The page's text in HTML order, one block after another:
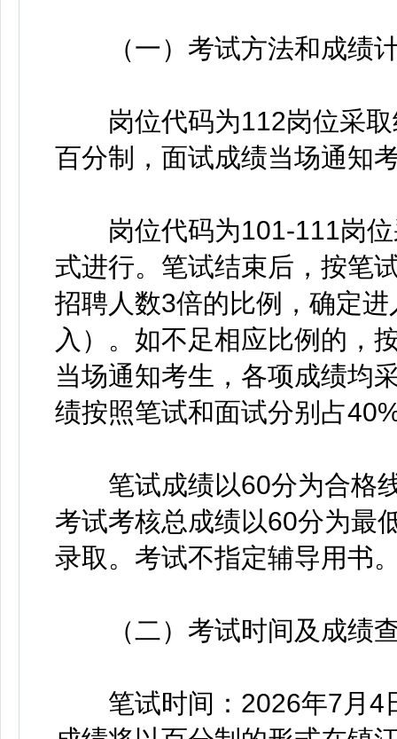
（一）考试方法和成绩
岗位代码为112岗位采取
百分制，面试成绩当场通知
岗位代码为101-111岗位
式进行。笔试结束后，按笔
招聘人数3倍的比例，确定
入）。如不足相应比例的，
当场通知考生，各项成绩均
绩按照笔试和面试分别占
笔试成绩以60分为合格线
考试考核总成绩以60分为最
录取。考试不指定辅导用书
（二）考试时间及成绩
笔试时间：2026年7月4